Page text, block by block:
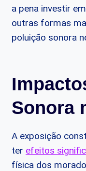
a pena investir
outras formas
poluição sonora
Sonora
A exposição
ter efeitos
física dos